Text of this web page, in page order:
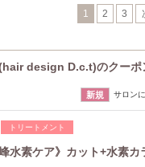
1 2 3
design D.c.t)のクーポ
新規 サロン
トリートメント
水素ケア》カット+水素